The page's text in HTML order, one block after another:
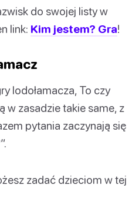
do swojej listy w
link: Kim jestem? Gra!
lodołamacza, To czy
w zasadzie takie same, z
pytania zaczynają się
zadać dzieciom w tej